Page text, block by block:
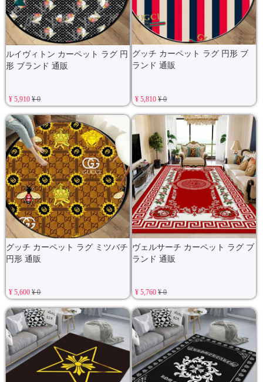
ルイヴィトン カーペット ラグ 円
形 ブランド 通販
¥ 5,910¥ 0
グッチ カーペット ラグ 円形 ブ
ランド 通販
¥ 5,810¥ 0
グッチ カーペット ラグ ミツバチ
円形 通販
¥ 5,600¥ 0
ヴェルサーチ カーペット ラグ ブ
ランド 通販
¥ 5,760¥ 0